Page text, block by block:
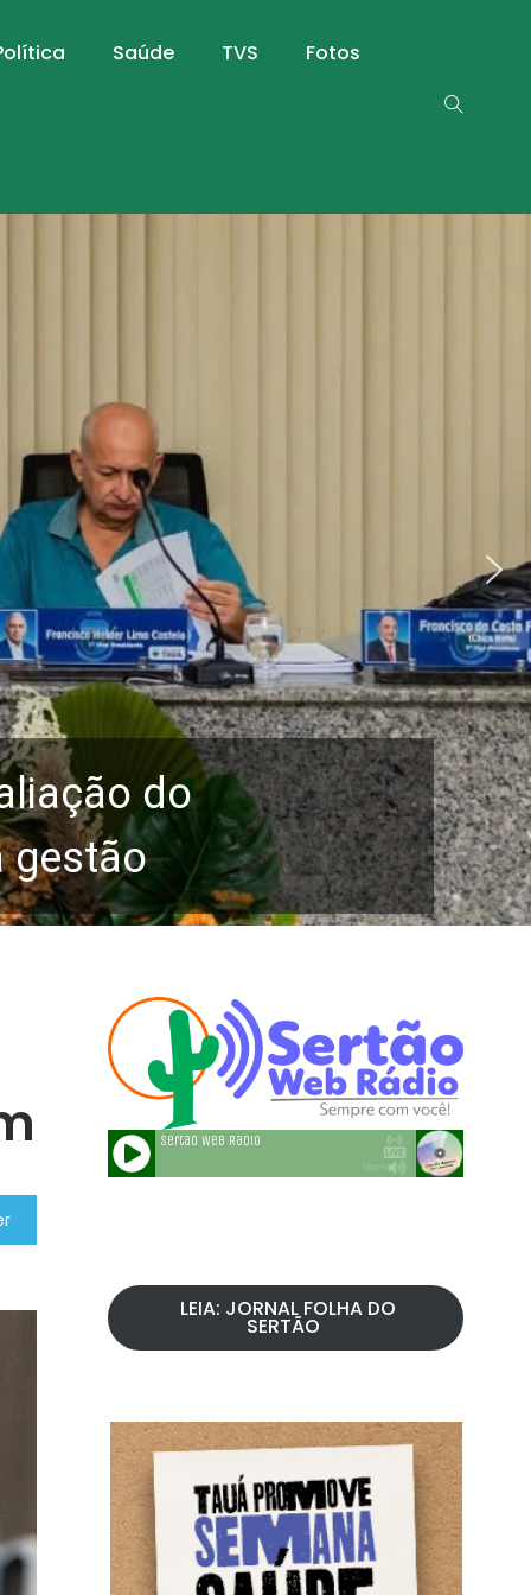
Saúde TVS Fotos
do
gestão
LEIA: JORNAL FOLHA DO
SERTÃO